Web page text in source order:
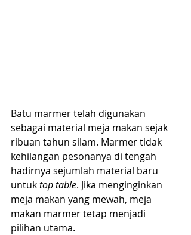
Batu marmer telah digunakan
sebagai material meja makan sejak
ribuan tahun silam. Marmer tidak
kehilangan pesonanya di tengah
hadirnya sejumlah material baru
untuk top table. Jika menginginkan
meja makan yang mewah, meja
makan marmer tetap menjadi
pilihan utama.